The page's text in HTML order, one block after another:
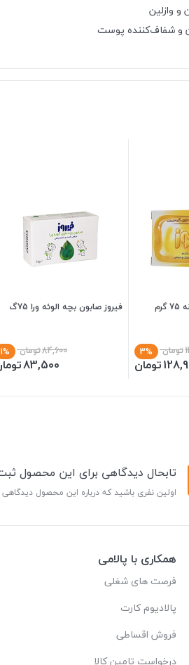
وازلین
و شفاف‌کننده پوست
صابون بچه گلیسیرینه 75 گرم
تومان 3%
تومان
فیروز صابون بچه الوئه ورا 75گ
84,600تومان 1%
83,500
تابحال دیدگاهی برای این محصول
اولین نفری باشید که درباره این محصول
همکاری با پالامی
فرصت های شغلی
پالادیوم کارت
فروش اقساطی
درخواست تامین کالا